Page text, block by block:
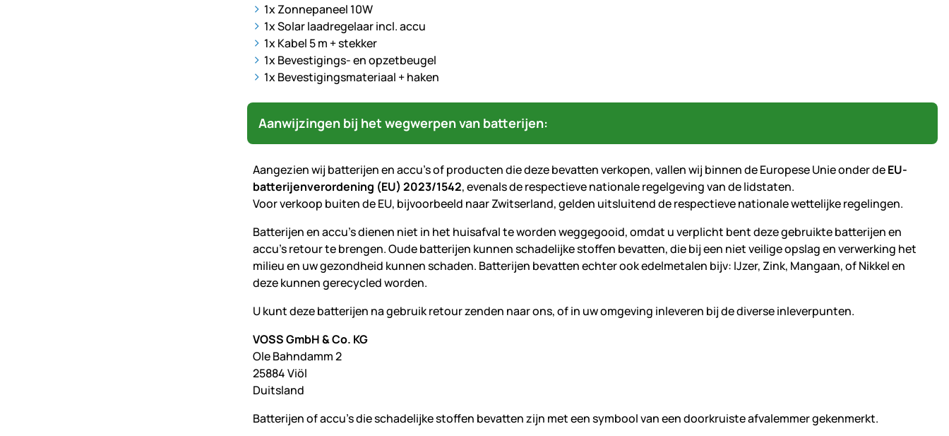
1x Zonnepaneel 10W
1x Solar laadregelaar incl. accu
1x Kabel 5 m + stekker
1x Bevestigings- en opzetbeugel
1x Bevestigingsmateriaal + haken
Aanwijzingen bij het wegwerpen van batterijen:
Aangezien wij batterijen en accu's of producten die deze bevatten verkopen, vallen wij binnen de Europese Unie onder deEU-
batterijenverordening (EU) 2023/1542, evenals de respectieve nationale regelgeving van de lidstaten.
Voor verkoop buiten de EU, bijvoorbeeld naar Zwitserland, gelden uitsluitend de respectieve nationale wettelijke regelingen.
Batterijen en accu's dienen niet in het huisafval te worden weggegooid, omdat u verplicht bent deze gebruikte batterijen en
accu's retour te brengen. Oude batterijen kunnen schadelijke stoffen bevatten, die bij een niet veilige opslag en verwerking het
milieu en uw gezondheid kunnen schaden. Batterijen bevatten echter ook edelmetalen bijv: IJzer, Zink, Mangaan, of Nikkel en
deze kunnen gerecycled worden.
U kunt deze batterijen na gebruik retour zenden naar ons, of in uw omgeving inleveren bij de diverse inleverpunten.
VOSS GmbH & Co. KG
Ole Bahndamm 2
25884 Viöl
Duitsland
Batterijen of accu's die schadelijke stoffen bevatten zijn met een symbool van een doorkruiste afvalemmer gekenmerkt.